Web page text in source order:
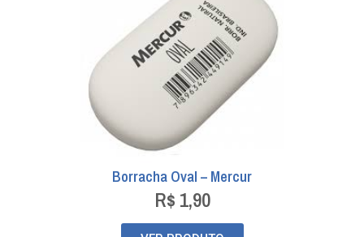
Borracha Oval – Mercur
R$ 1,90